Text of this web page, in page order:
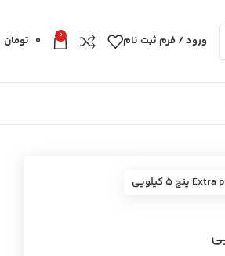
ورود / فرم ثبت نام 0
0 تومان